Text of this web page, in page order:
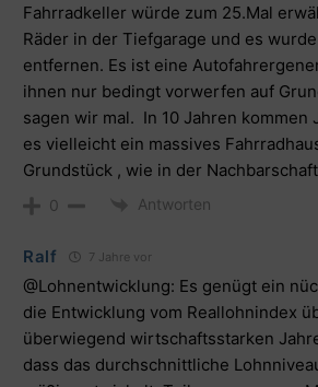
Fahrradkeller würde zum 25.Mal
Räder in der Tiefgarage und es
entfernen. Es ist eine
ihnen nur bedingt vorwerfen auf
sagen wir mal. In 10 Jahren kommen
es vielleicht ein massives
Grundstück , wie in der
0 Antworten
Ralf 7 Jahre vor
@Lohnentwicklung: Es genügt ein
die Entwicklung vom Reallohnindex
überwiegend wirtschaftsstarken
dass das durchschnittliche